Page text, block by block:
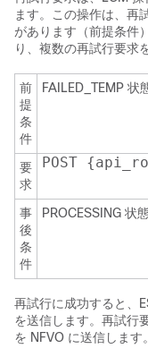
ます。この操作は、再
があります（前提条件
り、複数の再試行要求
前
提
条
件
FAILED_TEMP 状
要
求
POST
事
後
条
件
PROCESSING 状
再試行に成功すると、
を送信します。再試行
を NFVO に送信します。